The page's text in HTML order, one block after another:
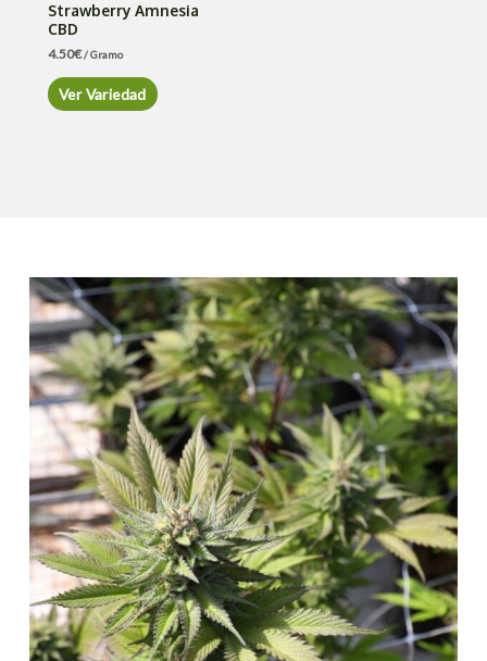
Strawberry Amnesia
CBD
4.50€/ Gramo
Ver Variedad